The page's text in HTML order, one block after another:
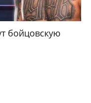
бойцовскую